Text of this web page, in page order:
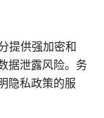
提供强加密和
据泄露风险。务
隐私政策的服